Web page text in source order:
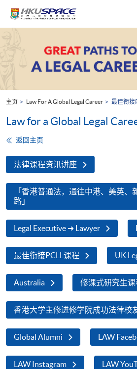
主页 Law For A Global Legal Career 最佳衔接
Law for a Global Legal
返回主页
法律课程资讯讲座
「香港普通法，通往中港、美英、
路」
Legal Executive ➜ Lawyer
最佳衔接PCLL课程 UK
Australia 修课式研究生课
香港大学主修进修学院成功法律校
Global Alumni LAW
LAW Instagram LAW